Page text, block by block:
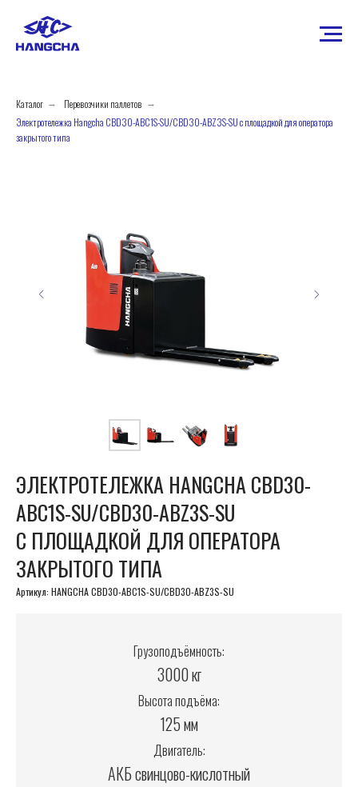
Каталог → Перевозчики паллетов →
Электротележка Hangcha CBD30-ABC1S-SU/СBD30-ABZ3S-SU с площадкой для оператора
закрытого типа
ЭЛЕКТРОТЕЛЕЖКА HANGCHA CBD30-
ABC1S-SU/СBD30-ABZ3S-SU
С ПЛОЩАДКОЙ ДЛЯ ОПЕРАТОРА
ЗАКРЫТОГО ТИПА
Артикул: HANGCHA CBD30-ABC1S-SU/СBD30-ABZ3S-SU
Грузоподъёмность:
3000 кг
Высота подъёма:
125 мм
Двигатель:
АКБ свинцово-кислотный